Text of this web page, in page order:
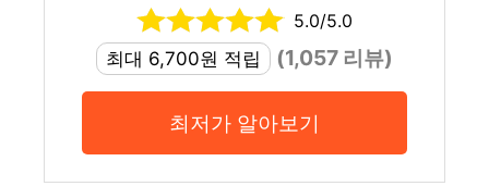
5.0/5.0
최대 6,700원 적립
(1,057 리뷰)
최저가 알아보기